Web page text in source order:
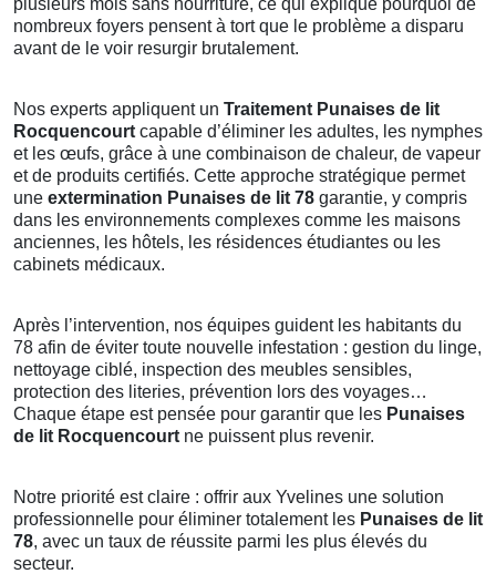
plusieurs mois sans nourriture, ce qui explique pourquoi de
nombreux foyers pensent à tort que le problème a disparu
avant de le voir resurgir brutalement.
Nos experts appliquent un Traitement Punaises de lit
Rocquencourtcapable d’éliminer les adultes, les nymphes
et les œufs, grâce à une combinaison de chaleur, de vapeur
et de produits certifiés. Cette approche stratégique permet
une extermination Punaises de lit 78 garantie, y compris
dans les environnements complexes comme les maisons
anciennes, les hôtels, les résidences étudiantes ou les
cabinets médicaux.
Après l’intervention, nos équipes guident les habitants du
78 afin de éviter toute nouvelle infestation : gestion du linge,
nettoyage ciblé, inspection des meubles sensibles,
protection des literies, prévention lors des voyages…
Chaque étape est pensée pour garantir que les Punaises
de lit Rocquencourtne puissent plus revenir.
Notre priorité est claire : offrir aux Yvelines une solution
professionnelle pour éliminer totalement les Punaises de lit
78, avec un taux de réussite parmi les plus élevés du
secteur.